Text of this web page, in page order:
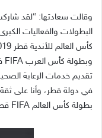
وقالت سعادتها: “لقد
البطولات والفعاليات
كأس العالم للأندية قطر
وبطولة كأس العرب
تقديم خدمات الرعاية
في دولة قطر، وأنا على
بطولة كأس العالم